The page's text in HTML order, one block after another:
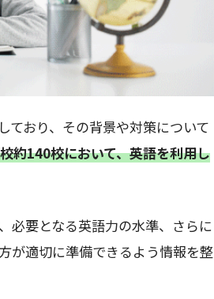
ており、その背景や対策について
約140校において、英語を利用し
必要となる英語力の水準、さらに
が適切に準備できるよう情報を整